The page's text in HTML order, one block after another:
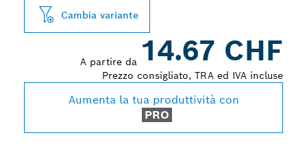
Cambia variante
A partire da 14.67 CHF
Prezzo consigliato, TRA ed IVA incluse
Aumenta la tua produttività con
PRO